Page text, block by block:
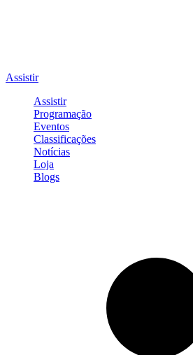
Assistir
Assistir
Programação
Eventos
Classificações
Notícias
Loja
Blogs